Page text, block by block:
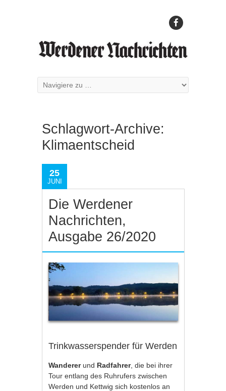
Schlagwort-Archive:
Klimaentscheid
25
JUNI
Die Werdener
Nachrichten,
Ausgabe 26/2020
Trinkwasserspender für Werden
Wanderer und Radfahrer, die bei ihrer
Tour entlang des Ruhrufers zwischen
Werden und Kettwig sich kostenlos an